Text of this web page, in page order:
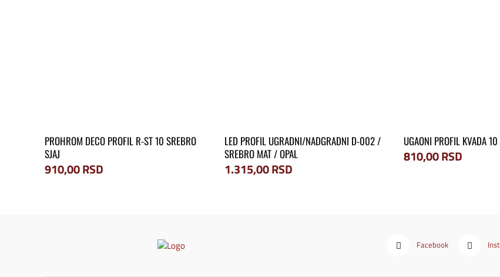
PROHROM DECO PROFIL R-ST 10 SREBRO
SJAJ
910,00RSD
LED PROFIL UGRADNI/NADGRADNI D-002 /
SREBRO MAT / OPAL
1.315,00RSD
UGAONI PROFIL KVADA
810,00RSD
Facebook